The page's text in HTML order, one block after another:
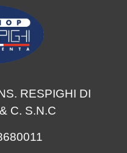
RESPIGHI DI
C. S.N.C